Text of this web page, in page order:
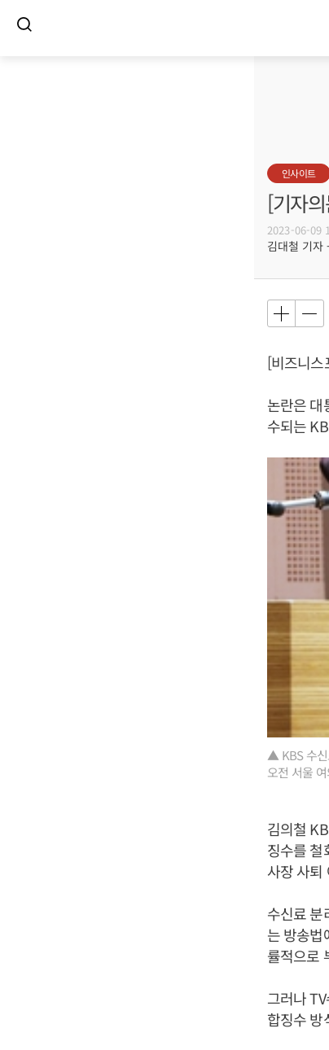
인사이트
[기자
2023-06-09
김대철 기
[비즈니
논란은 대
수되는
▲ KBS 수신
오전 서울
김의철
징수를 철
사장 사퇴
수신료 분
는 방송법
률적으로
그러나
합징수 방